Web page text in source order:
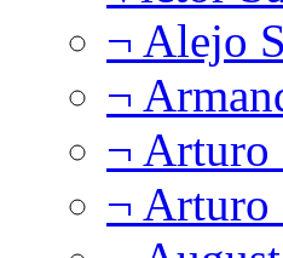
¬ Alejo
¬
¬ Arturo
¬ Arturo